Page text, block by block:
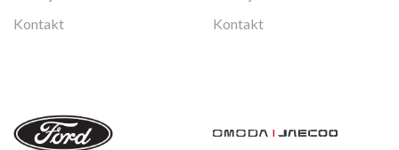
Kontakt
Kontakt